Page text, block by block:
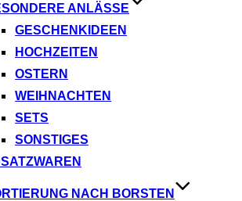
ANLÄSSE
GESCHENKIDEEN
HOCHZEITEN
OSTERN
WEIHNACHTEN
SETS
SONSTIGES
NACH BORSTEN